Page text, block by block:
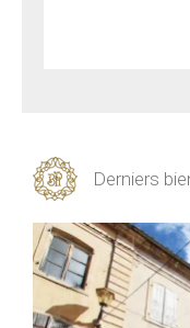
Derniers